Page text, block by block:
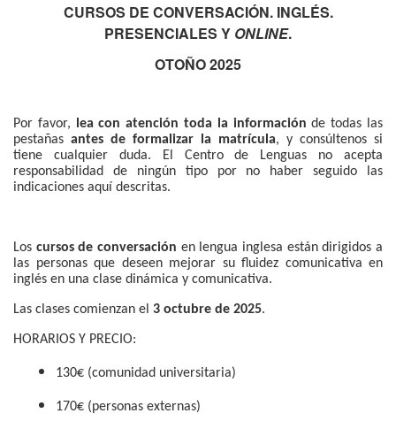
CURSOS DE CONVERSACIÓN. INGLÉS.
PRESENCIALES Y ONLINE.
OTOÑO 2025
Por favor, lea con atención toda la información de todas las
pestañas antes de formalizar la matrícula, y consúltenos si
tiene cualquier duda. El Centro de Lenguas no acepta
responsabilidad de ningún tipo por no haber seguido las
indicaciones aquí descritas.
Los cursos de conversación en lengua inglesa están dirigidos a
las personas que deseen mejorar su fluidez comunicativa en
inglés en una clase dinámica y comunicativa.
Las clases comienzan el 3 octubre de 2025.
HORARIOS Y PRECIO:
130€ (comunidad universitaria)
170€ (personas externas)